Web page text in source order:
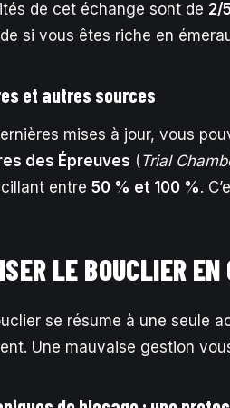
de cet échange sont de 2/
si vous êtes riche en
et autres sources
mises à jour, vous
des Épreuves ( Trial
entre 50 % et 100 %.
LE BOUCLIER EN
se résume à une seule
Une mauvaise gestion